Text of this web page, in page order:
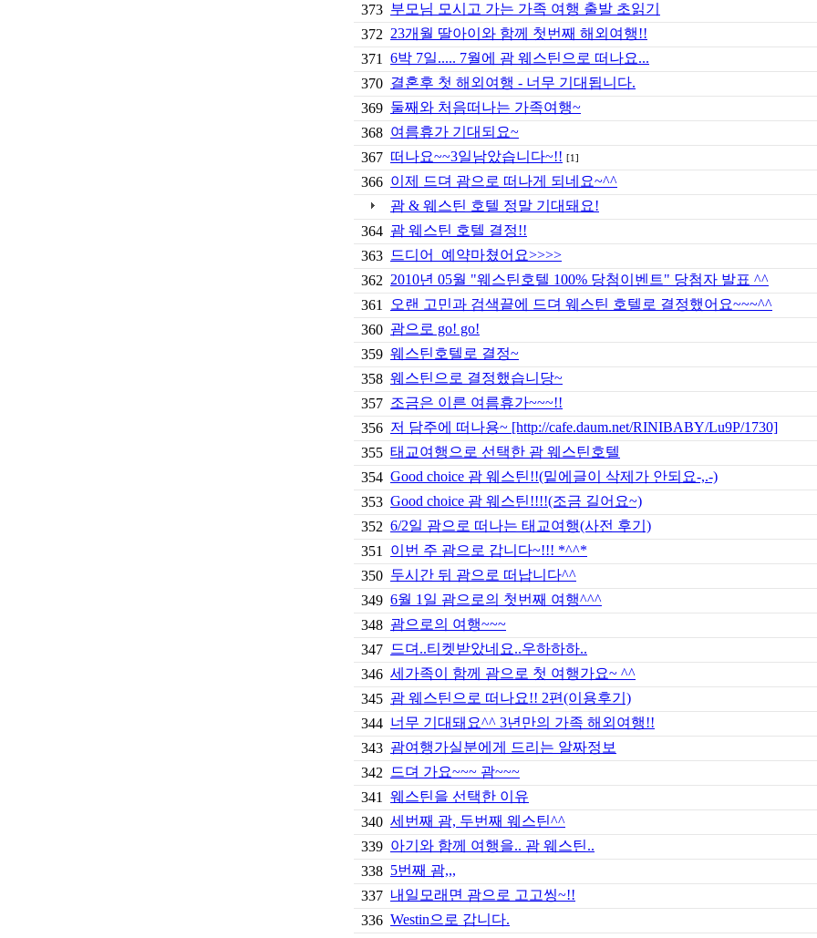
373 부모님 모시고 가는 가족 여행 출발 초읽기
372 23개월 딸아이와 함께 첫번째 해외여행!!
371
6박 7일..... 7월에 괌 웨스틴으로 떠나요...
370 결혼후 첫 해외여행 - 너무 기대됩니다.
369 둘째와 처음떠나는 가족여행~
368 여름휴가 기대되요~
367 떠나요~~3일남았습니다~!! [1]
366 이제 드뎌 괌으로 떠나게 되네요~^^
괌 & 웨스틴 호텔 정말 기대돼요!
364 괌 웨스틴 호텔 결정!!
363 드디어 예약마쳤어요>>>>
362 2010년 05월 "웨스틴호텔 100% 당첨이벤트" 당첨자 발표 ^^
361
오랜 고민과 검색끝에 드뎌 웨스틴 호텔로 결정했어요~~~^^
360 괌으로 go! go!
359 웨스틴호텔로 결정~
358 웨스틴으로 결정했습니당~
357 조금은 이른 여름휴가~~~!!
356 저 담주에 떠나용~ [http://cafe.daum.net/RINIBABY/Lu9P/1730]
355 태교여행으로 선택한 괌 웨스틴호텔
354 Good choice 괌 웨스틴!!(밑에글이 삭제가 안되요-,.-)
353 Good choice 괌 웨스틴!!!!(조금 길어요~)
352 6/2일 괌으로 떠나는 태교여행(사전 후기)
351
이번 주 괌으로 갑니다~!!! *^^*
350 두시간 뒤 괌으로 떠납니다^^
349 6월 1일 괌으로의 첫번째 여행^^^
348 괌으로의 여행~~~
347 드뎌..티켓받았네요..우하하하..
346 세가족이 함께 괌으로 첫 여행가요~ ^^
345 괌 웨스틴으로 떠나요!! 2편(이용후기)
344 너무 기대돼요^^ 3년만의 가족 해외여행!!
343 괌여행가실분에게 드리는 알짜정보
342
드뎌 가요~~~ 괌~~~
341
웨스틴을 선택한 이유
340 세번째 괌, 두번째 웨스틴^^
339 아기와 함께 여행을.. 괌 웨스틴..
338 5번째 괌,,,
337 내일모래면 괌으로 고고씽~!!
336 Westin으로 갑니다.